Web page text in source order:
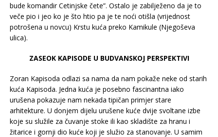
bude komandir Cetinjske čete”. Ostalo je zabilježeno da je to
veče pio i jeo ko je što htio pa je te noći otišla (vrijednost
potrošena u novcu) Krstu kuća preko Kamikule (Njegoševa
ulica).
ZASEOK KAPISODE U BUDVANSKOJ PERSPEKTIVI
Zoran Kapisoda odlazi sa nama da nam pokaže neke od starih
kuća Kapisoda. Jedna kuća je posebno fascinantna iako
urušena pokazuje nam nekada tipičan primjer stare
arhitekture. U donjem dijelu urušene kuće dvije svoltane izbe
koje su služile za čuvanje stoke ili kao skladište za hranu i
žitarice i gornji dio kuće koji je služio za stanovanje. U samim